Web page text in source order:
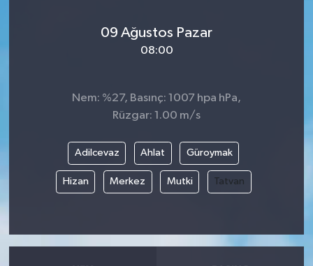
09 Ağustos Pazar
08:00
Nem: %27, Basınç: 1007 hpa hPa,
Rüzgar: 1.00 m/s
Adilcevaz Ahlat Güroymak
Hizan Merkez Mutki Tatvan